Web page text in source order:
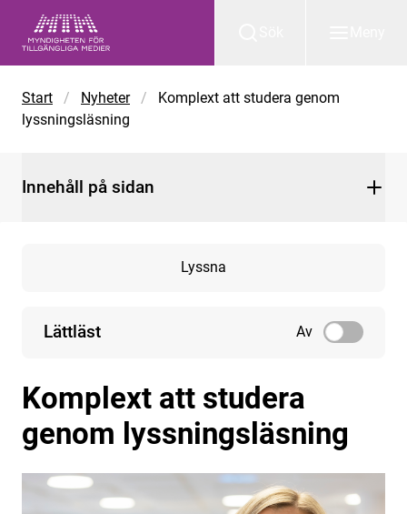
Start / Nyheter /
Komplext att studera genom
lyssningsläsning
Lyssna
Lättläst Av
Komplext att studera
genom lyssningsläsning
Innehåll på sidan